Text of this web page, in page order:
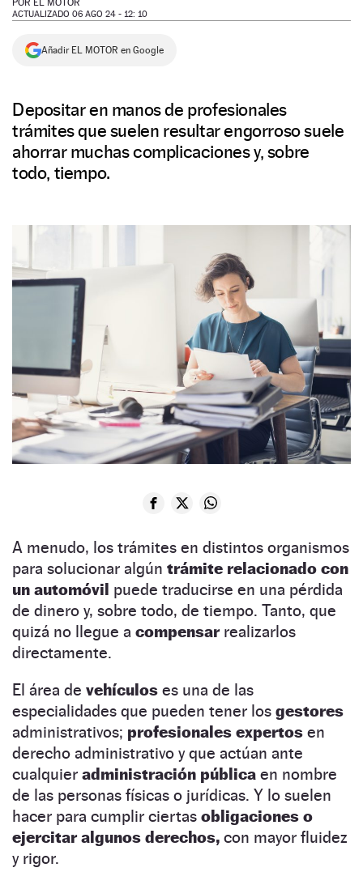
NEWSLETTER
POR EL MOTOR
ACTUALIZADO 06 AGO 24 - 12: 10
Añadir EL MOTOR en Google
Depositar en manos de profesionales
trámites que suelen resultar engorroso suele
ahorrar muchas complicaciones y, sobre
todo, tiempo.
A menudo, los trámites en distintos organismos
para solucionar algún trámite relacionado con
un automóvil puede traducirse en una pérdida
de dinero y, sobre todo, de tiempo. Tanto, que
quizá no llegue a compensar realizarlos
directamente.
El área de vehículos es una de las
especialidades que pueden tener los gestores
administrativos; profesionales expertos en
derecho administrativo y que actúan ante
cualquier administración pública en nombre
de las personas físicas o jurídicas. Y lo suelen
hacer para cumplir ciertas obligaciones o
ejercitar algunos derechos, con mayor fluidez
y rigor.